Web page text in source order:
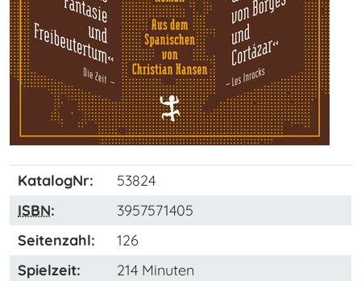
KatalogNr:
53824
ISBN:
3957571405
Seitenzahl:
126
Spielzeit:
214 Minuten